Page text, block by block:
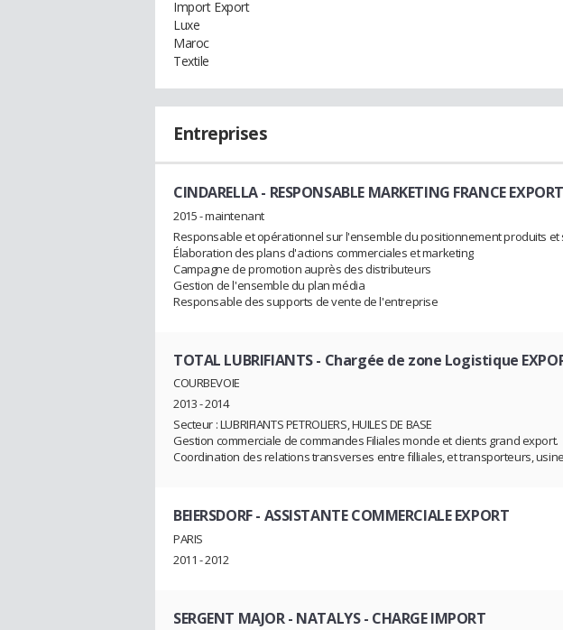
Import Export
Luxe
Maroc
Textile
Entreprises
CINDARELLA- RESPONSABLE MARKETING FRANCE EXPORT
2015 - maintenant
Responsable et opérationnel sur l'ensemble du positionnement produits et
Élaboration des plans d'actions commerciales et marketing
Campagne de promotion auprès des distributeurs
Gestion de l'ensemble du plan média
Responsable des supports de vente de l'entreprise
TOTAL LUBRIFIANTS- Chargée de zone Logistique
COURBEVOIE
2013 - 2014
Secteur : LUBRIFIANTS PETROLIERS, HUILES DE BASE
Gestion commerciale de commandes Filiales monde et clients grand export.
Coordination des relations transverses entre filliales, et transporteurs,
BEIERSDORF- ASSISTANTE COMMERCIALE EXPORT
PARIS
2011 - 2012
SERGENT MAJOR - NATALYS- CHARGE IMPORT